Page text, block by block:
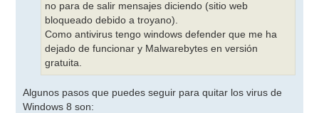
no para de salir mensajes diciendo (sitio web
bloqueado debido a troyano).
Como antivirus tengo windows defender que me ha
dejado de funcionar y Malwarebytes en versión
gratuita.
Algunos pasos que puedes seguir para quitar los virus de
Windows 8 son: